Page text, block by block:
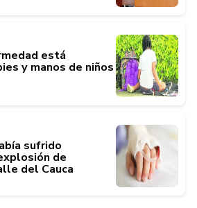
está
y manos de niños
sufrido
de
del Cauca